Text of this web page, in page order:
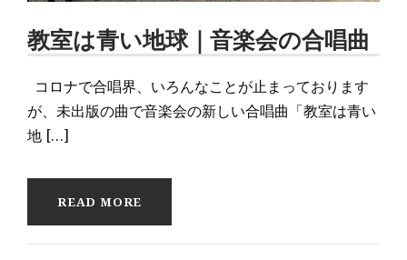
教室は青い地球｜音楽会の合唱曲
コロナで合唱界、いろんなことが止まっております
が、未出版の曲で音楽会の新しい合唱曲「教室は青い
地 […]
READ MORE